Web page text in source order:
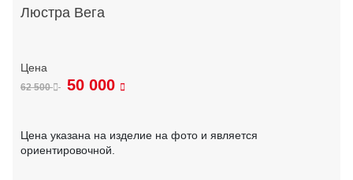
Люстра Вега
62 500 50 000
Цена указана на изделие на фото и является
ориентировочной.